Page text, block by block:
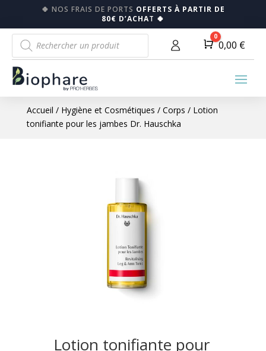
🍀 NOS FRAIS DE PORTS OFFERTS À PARTIR DE
80€ D’ACHAT 🍀
Recherche
de
produits
Panier
0
0,00 €
Accueil / Hygiène et Cosmétiques / Corps / Lotion
tonifiante pour les jambes Dr. Hauschka
Lotion tonifiante pour